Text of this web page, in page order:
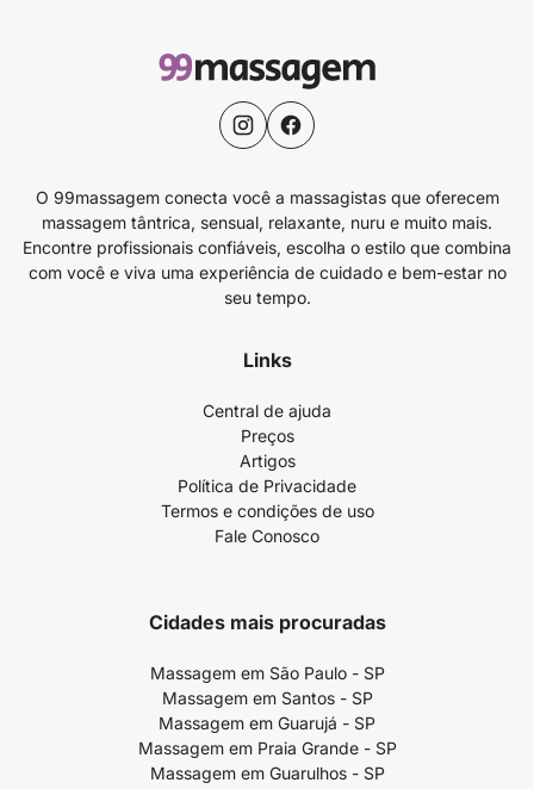
O 99massagem conecta você a massagistas que oferecem
massagem tântrica, sensual, relaxante, nuru e muito mais.
Encontre profissionais confiáveis, escolha o estilo que combina
com você e viva uma experiência de cuidado e bem-estar no
seu tempo.
Links
Central de ajuda
Preços
Artigos
Política de Privacidade
Termos e condições de uso
Fale Conosco
Cidades mais procuradas
Massagem em São Paulo - SP
Massagem em Santos - SP
Massagem em Guarujá - SP
Massagem em Praia Grande - SP
Massagem em Guarulhos - SP